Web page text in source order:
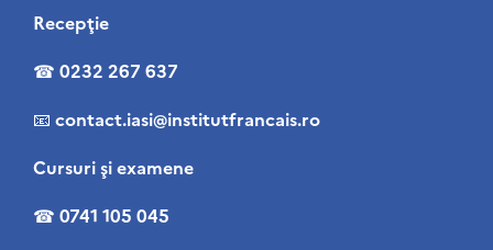
Recepţie
☎ 0232 267 637
📧 contact.iasi@institutfrancais.ro
Cursuri şi examene
☎ 0741 105 045